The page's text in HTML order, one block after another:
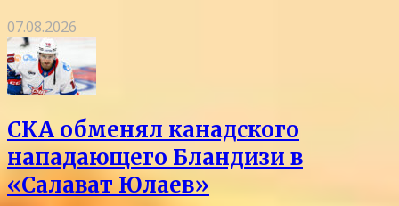
07.08.2026
СКА обменял канадского
нападающего Бландизи в
«Салават Юлаев»